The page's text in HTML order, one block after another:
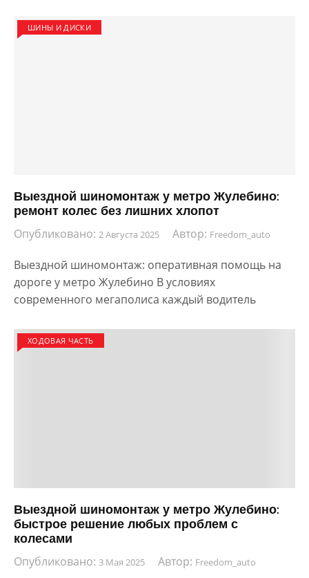
ШИНЫ И ДИСКИ
Выездной шиномонтаж у метро Жулебино:
ремонт колес без лишних хлопот
Опубликовано: 2 Августа 2025 Автор: Freedom_auto
Выездной шиномонтаж: оперативная помощь на
дороге у метро Жулебино В условиях
современного мегаполиса каждый водитель
ХОДОВАЯ ЧАСТЬ
Выездной шиномонтаж у метро Жулебино:
быстрое решение любых проблем с
колесами
Опубликовано: 3 Мая 2025 Автор: Freedom_auto